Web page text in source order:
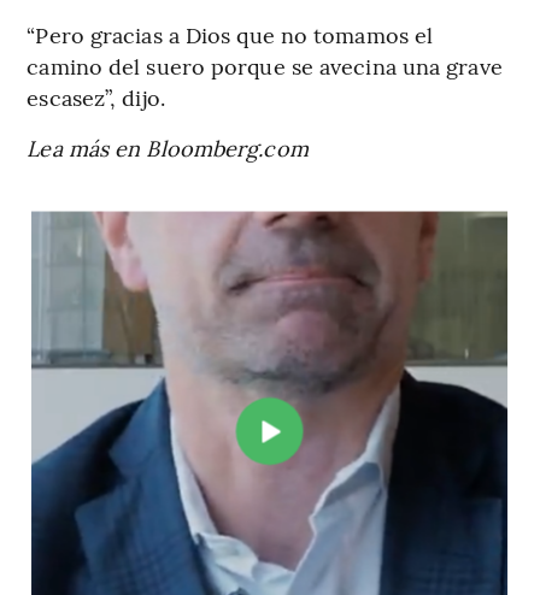
“Pero gracias a Dios que no tomamos el
camino del suero porque se avecina una grave
escasez”, dijo.
Lea más en Bloomberg.com